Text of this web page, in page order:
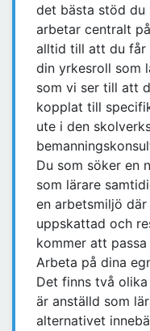
det bästa stöd du
arbetar centralt
alltid till att du får
din yrkesroll som
som vi ser till att
kopplat till
ute i den
Du som söker en
som lärare
en arbetsmiljö
uppskattad och
kommer att
Arbeta på dina
Det finns två
är anställd som
alternativet